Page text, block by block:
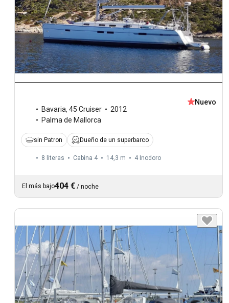
Bavaria, 45 Cruiser
2012
Palma de Mallorca
Nuevo
sin Patron Dueño de un superbarco
8 literas Cabina 4 14,3 m 4 Inodoro
El más bajo404 € / noche